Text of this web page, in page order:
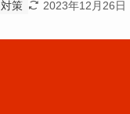
策 2023年12月26日